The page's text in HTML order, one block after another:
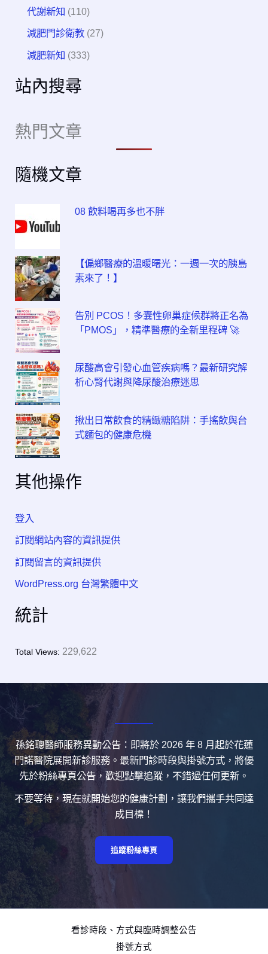
代謝新知 (110)
減肥門診衛教 (27)
減肥新知 (333)
站內搜尋
熱門文章
隨機文章
08 飲料喝再多也不胖
【偏鄉醫療的溫暖曙光：一週一次的胰島
素來了！】
告別 PCOS！多囊性卵巢症候群將正名為
「PMOS」，精準醫療的全新里程碑 🚀
尿酸高會引發心血管疾病嗎？最新研究解
析心腎代謝與降尿酸治療迷思
揪出日常飲食的精緻糖陷阱：手搖飲與台
式麵包的健康危機
其他操作
登入
訂閱網站內容的資訊提供
訂閱留言的資訊提供
WordPress.org 台灣繁體中文
統計
Total Views: 229,622
孫銘聰醫師服務異動公告：即將於 2026 年 8 月起於花蓮
門諾醫院展開新診服務。最新門診時段與掛號方式，將優
先於粉絲專頁公告，歡迎點擊追蹤，不錯過任何更新。
不要等待，現在就開始您的健康計劃，讓我們攜手共同達
成目標！
追蹤粉絲專頁
看診時段、方式與臨時調整公告
掛號方式